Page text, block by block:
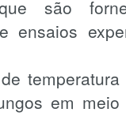
são
ensaios
em